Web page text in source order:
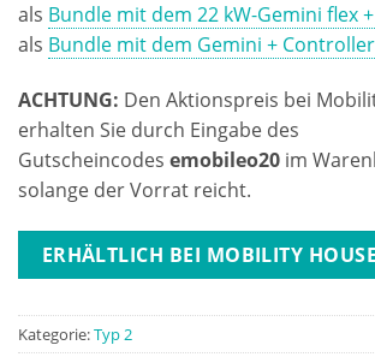
als Bundle mit dem 22 kW-Gemini flex
als Bundle mit dem Gemini + Controller
ACHTUNG: Den Aktionspreis bei
erhalten Sie durch Eingabe des
Gutscheincodes emobileo20 im
solange der Vorrat reicht.
ERHÄLTLICH BEI MOBILITY HOUSE
Kategorie:Typ 2